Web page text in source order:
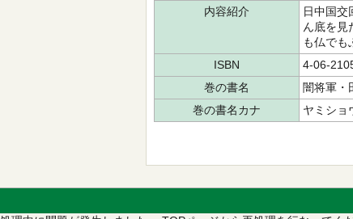
内容紹介
日中国交
ん底を見
も仏でも
ISBN
4-06-
巻の書名
闇将軍・
巻の書名カナ
ヤミショ